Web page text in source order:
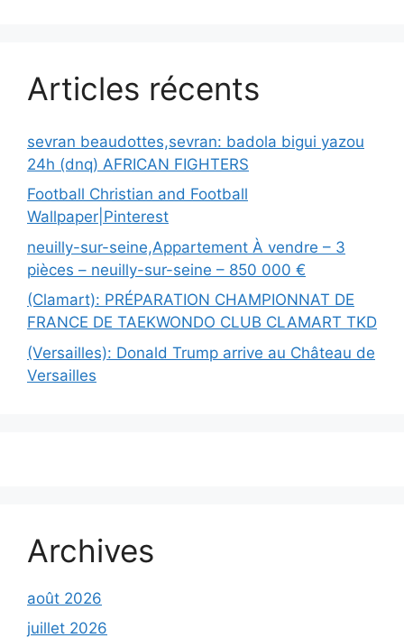
Articles récents
sevran beaudottes,sevran: badola bigui yazou
24h (dnq) AFRICAN FIGHTERS
Football Christian and Football
Wallpaper|Pinterest
neuilly-sur-seine,Appartement À vendre – 3
pièces – neuilly-sur-seine – 850 000 €
(Clamart): PRÉPARATION CHAMPIONNAT DE
FRANCE DE TAEKWONDO CLUB CLAMART TKD
(Versailles): Donald Trump arrive au Château de
Versailles
Archives
août 2026
juillet 2026